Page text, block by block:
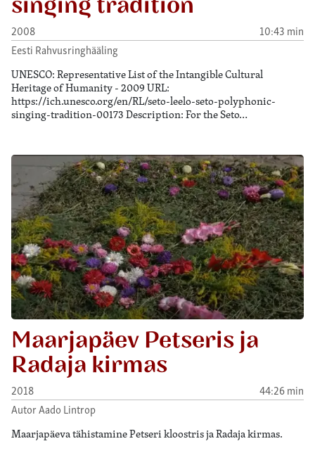
2008
10:43 min
Eesti Rahvusringhääling
UNESCO: Representative List of the Intangible Cultural
Heritage of Humanity - 2009 URL:
https://ich.unesco.org/en/RL/seto-leelo-seto-polyphonic-
singing-tradition-00173 Description: For the Seto…
Maarjapäev Petseris ja
Radaja kirmas
2018
44:26 min
Autor Aado Lintrop
Maarjapäeva tähistamine Petseri kloostris ja Radaja kirmas.